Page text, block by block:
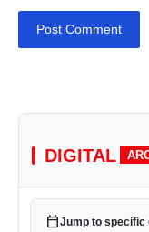
Post Comment
DIGITAL
calendar_todayJump to specific